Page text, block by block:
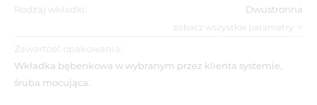
Rodzaj wkładki:
Dwustronna
zobacz wszystkie parametry
Zawartość opakowania:
Wkładka bębenkowa w wybranym przez klienta systemie,
śruba mocująca.